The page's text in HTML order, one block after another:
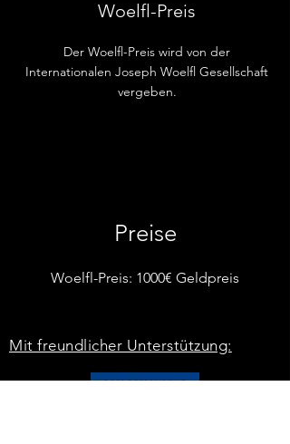
Woelfl-Preis
Der Woelfl-Preis wird von der
Internationalen Joseph Woelfl Gesellschaft
vergeben.
Preise
Woelfl-Preis: 1000€ Geldpreis
Mit freundlicher Unterstützung: